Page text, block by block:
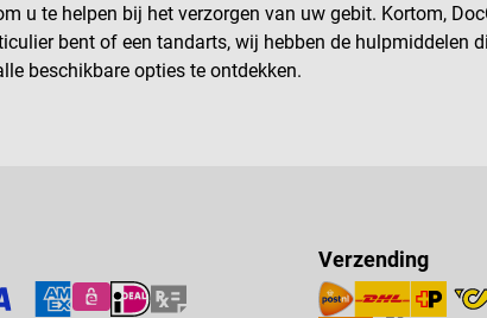
u te helpen bij het verzorgen van uw gebit. Kortom,
bent of een tandarts, wij hebben de
beschikbare opties te ontdekken.
Verzending